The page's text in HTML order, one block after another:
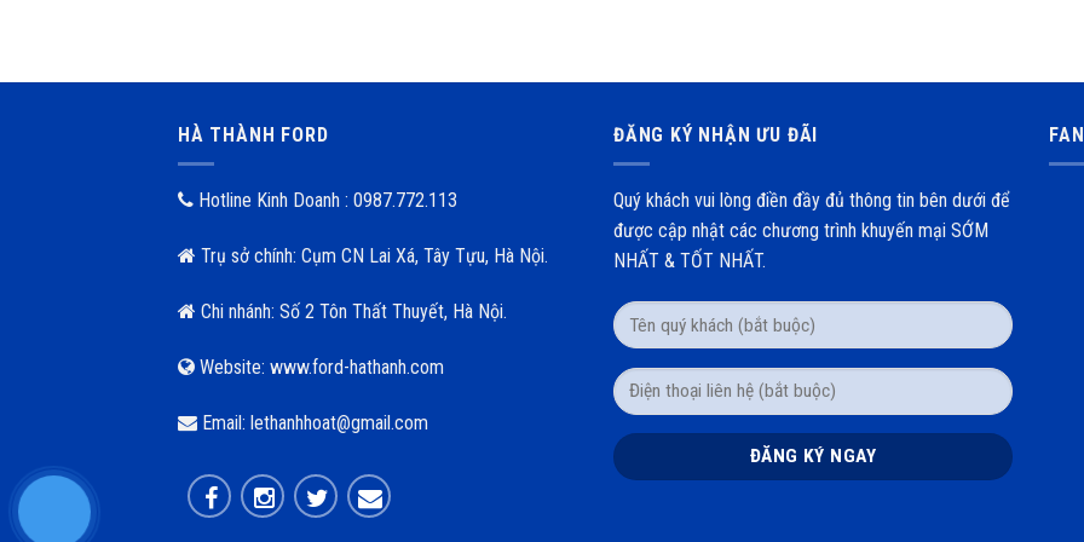
HÀ THÀNH FORD
Hotline Kinh Doanh : 0987.772.113
Trụ sở chính: Cụm CN Lai Xá, Tây Tựu, Hà Nội.
Chi nhánh: Số 2 Tôn Thất Thuyết, Hà Nội.
Website: www.ford-hathanh.com
Email: lethanhhoat@gmail.com
ĐĂNG KÝ NHẬN ƯU ĐÃI
Quý khách vui lòng điền đầy đủ thông tin bên dưới để
được cập nhật các chương trình khuyến mại SỚM
NHẤT & TỐT NHẤT.